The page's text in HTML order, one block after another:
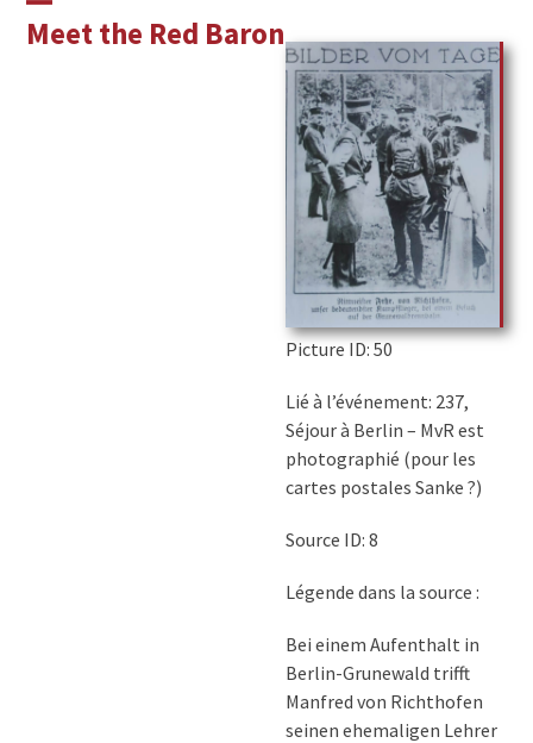
Meet the Red Baron
Open
Close
Picture ID: 50
Lié à l’événement: 237,
Séjour à Berlin – MvR est
photographié (pour les
cartes postales Sanke ?)
Source ID: 8
Légende dans la source :
Bei einem Aufenthalt in
Berlin-Grunewald trifft
Manfred von Richthofen
seinen ehemaligen Lehrer